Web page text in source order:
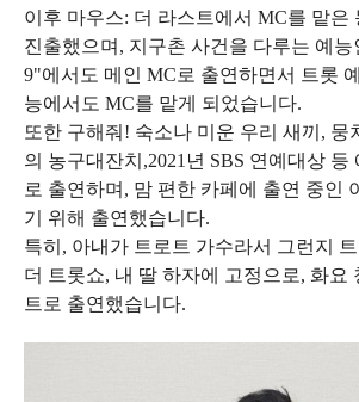
이후 마우스: 더 라스트에서 MC를 맡은
진출했으며, 지구촌 사건을 다루는 예능
9"에서도 메인 MC로 출연하면서 트롯
능에서도 MC를 맡게 되었습니다.
또한 구해줘! 숙소나 미운 우리 새끼, 뭉
의 농구대잔치,2021년 SBS 연예대상 등
로 출연하며, 맘 편한 카페에 출연 중인
기 위해 출연했습니다.
특히, 아내가 트로트 가수라서 그런지
더 트롯쇼, 내 딸 하자에 고정으로, 화요
트로 출연했습니다.